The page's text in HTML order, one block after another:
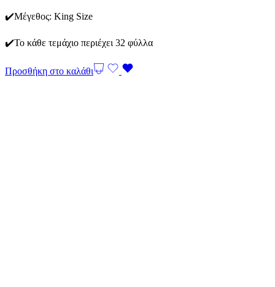
✔️Μέγεθος: King Size
✔️Το κάθε τεμάχιο περιέχει 32 φύλλα
Προσθήκη στο καλάθι